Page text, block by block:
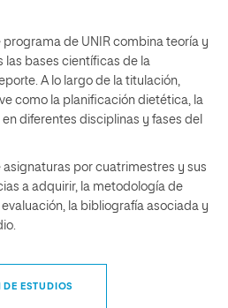
programa de UNIR combina teoría y
bases científicas de la
A lo largo de la titulación,
como la planificación dietética, la
diferentes disciplinas y fases del
por cuatrimestres y sus
a adquirir, la metodología de
la bibliografía asociada y
DE ESTUDIOS